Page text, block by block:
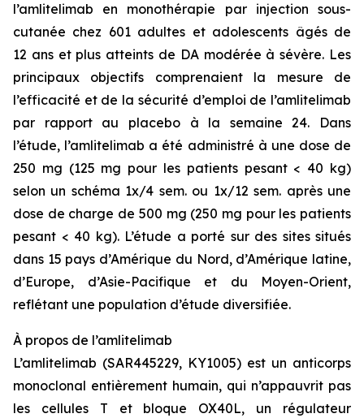
l’amlitelimab en monothérapie par injection sous-
cutanée chez 601 adultes et adolescents âgés de
12 ans et plus atteints de DA modérée à sévère. Les
principaux objectifs comprenaient la mesure de
l’efficacité et de la sécurité d’emploi de l’amlitelimab
par rapport au placebo à la semaine 24. Dans
l’étude, l’amlitelimab a été administré à une dose de
250 mg (125 mg pour les patients pesant < 40 kg)
selon un schéma 1x/4 sem. ou 1x/12 sem. après une
dose de charge de 500 mg (250 mg pour les patients
pesant < 40 kg). L’étude a porté sur des sites situés
dans 15 pays d’Amérique du Nord, d’Amérique latine,
d’Europe, d’Asie-Pacifique et du Moyen-Orient,
reflétant une population d’étude diversifiée.
À propos de l’amlitelimab
L’amlitelimab (SAR445229, KY1005) est un anticorps
monoclonal entièrement humain, qui n’appauvrit pas
les cellules T et bloque OX40L, un régulateur